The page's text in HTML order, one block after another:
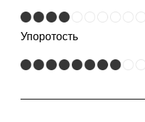
Упоротость